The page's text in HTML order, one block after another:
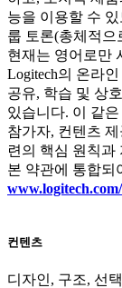
능을 이용할 수
룹 토론(총체적으
현재는 영어로만
Logitech의 온라
공유, 학습 및 상
있습니다. 이 같
참가자, 컨텐츠
련의 핵심 원칙과
본 약관에 통합되
컨텐츠
디자인, 구조, 선